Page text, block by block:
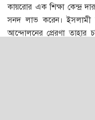
কায়রাের এক শিক্ষা
সনদ লাভ করেন। ইসলামী
আন্দোলনের প্রেরণা তাহার